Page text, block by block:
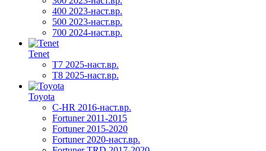
400 2023-наст.вр.
500 2023-наст.вр.
700 2024-наст.вр.
Tenet
T7 2025-наст.вр.
T8 2025-наст.вр.
Toyota
C-HR 2016-наст.вр.
Fortuner 2011-2015
Fortuner 2015-2020
Fortuner 2020-наст.вр.